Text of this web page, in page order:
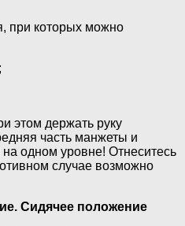
при которых можно
этом держать руку
часть манжеты и
одном уровне! Отнеситесь
случае возможно
Сидячее положение